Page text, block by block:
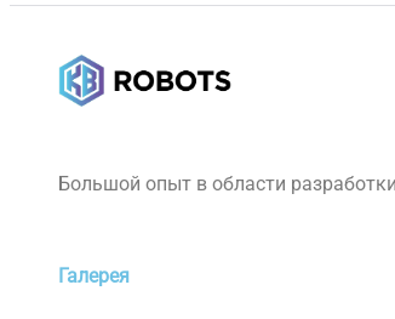
Большой опыт в области
Галерея